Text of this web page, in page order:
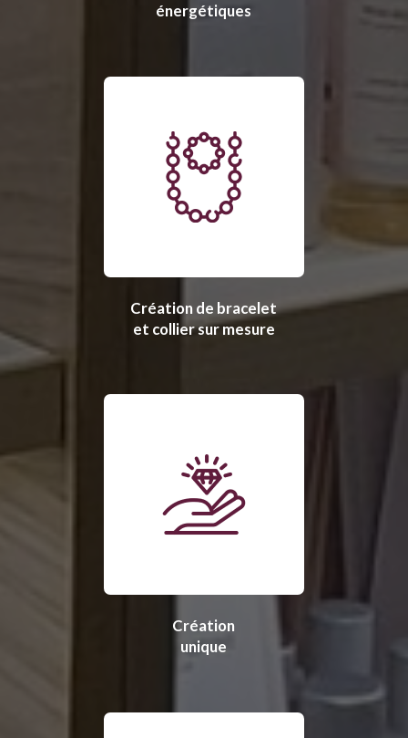
énergétiques
Création de bracelet
et collier sur mesure
Création
unique